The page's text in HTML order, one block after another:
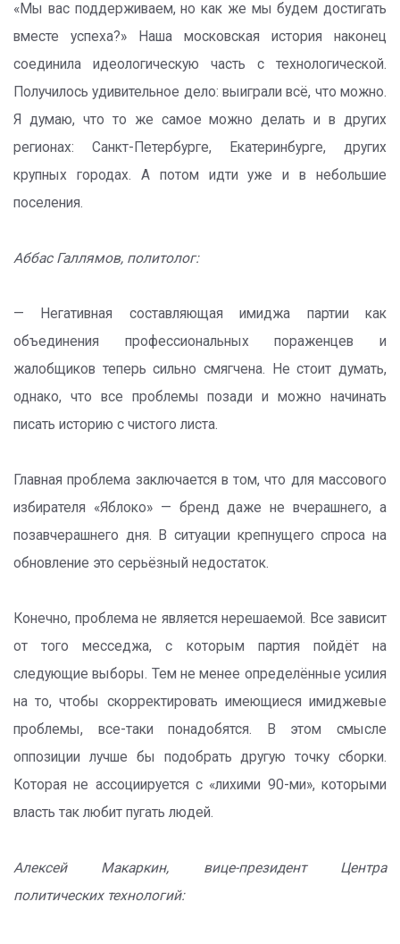
«Мы вас поддерживаем, но как же мы будем достигать
вместе успеха?» Наша московская история наконец
соединила идеологическую часть с технологической.
Получилось удивительное дело: выиграли всё, что можно.
Я думаю, что то же самое можно делать и в других
регионах: Санкт-Петербурге, Екатеринбурге, других
крупных городах. А потом идти уже и в небольшие
поселения.
Аббас Галлямов, политолог:
— Негативная составляющая имиджа партии как
объединения профессиональных пораженцев и
жалобщиков теперь сильно смягчена. Не стоит думать,
однако, что все проблемы позади и можно начинать
писать историю с чистого листа.
Главная проблема заключается в том, что для массового
избирателя «Яблоко» — бренд даже не вчерашнего, а
позавчерашнего дня. В ситуации крепнущего спроса на
обновление это серьёзный недостаток.
Конечно, проблема не является нерешаемой. Все зависит
от того месседжа, с которым партия пойдёт на
следующие выборы. Тем не менее определённые усилия
на то, чтобы скорректировать имеющиеся имиджевые
проблемы, все-таки понадобятся. В этом смысле
оппозиции лучше бы подобрать другую точку сборки.
Которая не ассоциируется с «лихими 90-ми», которыми
власть так любит пугать людей.
Алексей Макаркин, вице-президент Центра
политических технологий: